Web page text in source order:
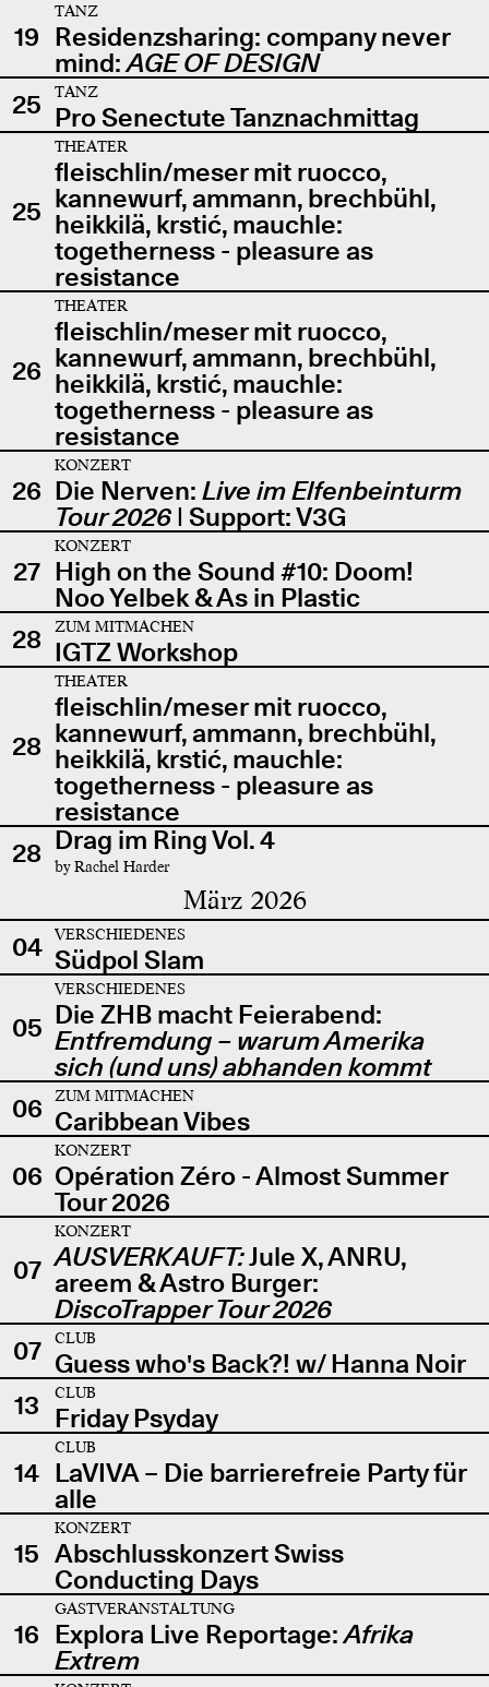
19
TANZ
Residenzsharing: company never
mind:AGE OF DESIGN
25
TANZ
Pro Senectute Tanznachmittag
25
THEATER
fleischlin/meser mit ruocco,
kannewurf, ammann, brechbühl,
heikkilä, krstić, mauchle:
togetherness - pleasure as
resistance
26
THEATER
fleischlin/meser mit ruocco,
kannewurf, ammann, brechbühl,
heikkilä, krstić, mauchle:
togetherness - pleasure as
resistance
26
KONZERT
Die Nerven: Live im Elfenbeinturm
Tour 2026| Support: V3G
27
KONZERT
High on the Sound #10: Doom!
Noo Yelbek & As in Plastic
28
ZUM MITMACHEN
IGTZ Workshop
28
THEATER
fleischlin/meser mit ruocco,
kannewurf, ammann, brechbühl,
heikkilä, krstić, mauchle:
togetherness - pleasure as
resistance
28 Drag im Ring Vol. 4
by Rachel Harder
März 2026
04 VERSCHIEDENES
Südpol Slam
05
VERSCHIEDENES
Die ZHB macht Feierabend:
Entfremdung – warum Amerika
sich (und uns) abhanden kommt
06
ZUM MITMACHEN
Caribbean Vibes
06
KONZERT
Opération Zéro - Almost Summer
Tour 2026
07
KONZERT
AUSVERKAUFT:Jule X, ANRU,
areem & Astro Burger:
DiscoTrapper Tour 2026
07
CLUB
Guess who's Back?! w/ Hanna Noir
13
CLUB
Friday Psyday
14
CLUB
LaVIVA – Die barrierefreie Party für
alle
15
KONZERT
Abschlusskonzert Swiss
Conducting Days
16
GASTVERANSTALTUNG
Explora Live Reportage:Afrika
Extrem